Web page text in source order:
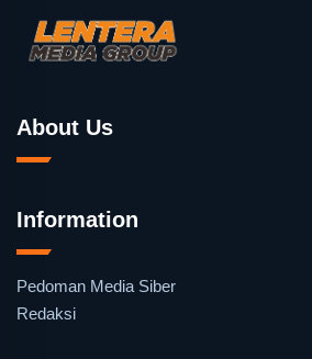
About Us
Information
Pedoman Media Siber
Redaksi